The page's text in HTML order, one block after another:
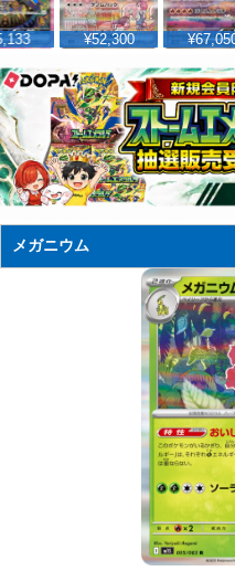
¥52,300 ¥67,050
メガニウム